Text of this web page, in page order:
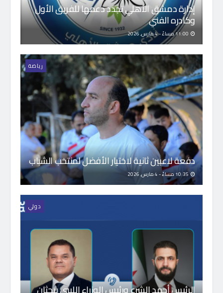
إدارة دمشق الأهلي تجدد دعمها للفريق الأول
وكادره الفني
رياضة
دفعة لاعبين ثانية لاختيار الأفضل لمنتخب الشباب
10:35 مساءً - 4 مارس, 2026
دولي
الرئيس أحمد الشرع ورئيس الوزراء الليبي يبحثان